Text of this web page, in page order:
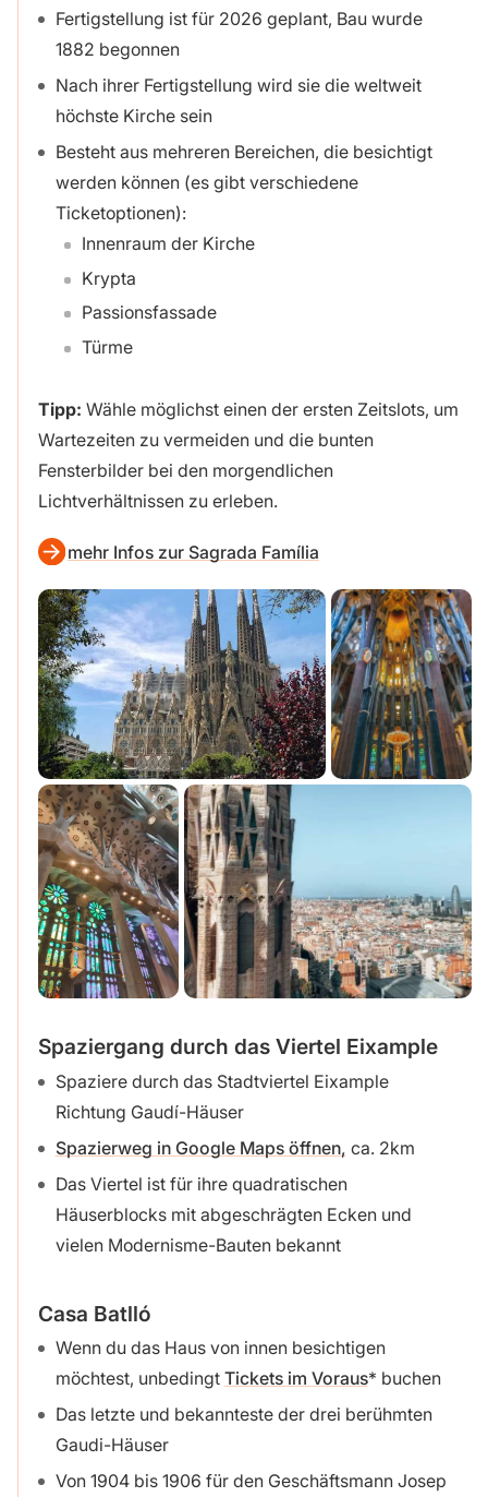
Fertigstellung ist für 2026 geplant, Bau wurde
1882 begonnen
Nach ihrer Fertigstellung wird sie die weltweit
höchste Kirche sein
Besteht aus mehreren Bereichen, die besichtigt
werden können (es gibt verschiedene
Ticketoptionen):
Innenraum der Kirche
Krypta
Passionsfassade
Türme
Tipp: Wähle möglichst einen der ersten Zeitslots, um
Wartezeiten zu vermeiden und die bunten
Fensterbilder bei den morgendlichen
Lichtverhältnissen zu erleben.
mehr Infos zur Sagrada Família
Spaziergang durch das Viertel Eixample
Spaziere durch das Stadtviertel Eixample
Richtung Gaudí-Häuser
Spazierweg in Google Maps öffnen, ca. 2km
Das Viertel ist für ihre quadratischen
Häuserblocks mit abgeschrägten Ecken und
vielen Modernisme-Bauten bekannt
Casa Batlló
Wenn du das Haus von innen besichtigen
möchtest, unbedingt Tickets im Voraus
buchen
Das letzte und bekannteste der drei berühmten
Gaudi-Häuser
Von 1904 bis 1906 für den Geschäftsmann Josep